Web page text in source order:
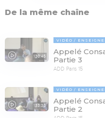
De la même chaîne
130:45
VIDÉO
Appelé
Partie 3
ADD Paris 15
133:38
VIDÉO
Appelé
Partie 2